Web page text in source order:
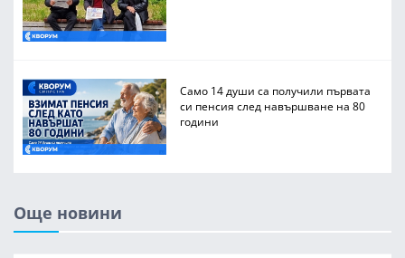
Само 14 души са получили първата
си пенсия след навършване на 80
години
Още новини